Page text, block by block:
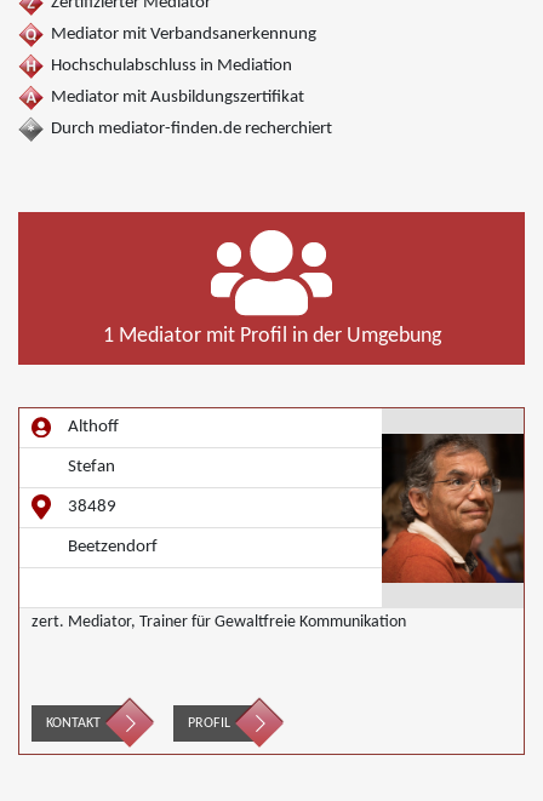
Mediator mit Verbandsanerkennung
Hochschulabschluss in Mediation
Mediator mit Ausbildungszertifikat
Durch mediator-finden.de recherchiert
1 Mediator mit Profil in der Umgebung
Althoff
Stefan
38489
Beetzendorf
zert. Mediator, Trainer für Gewaltfreie Kommunikation
KONTAKT PROFIL